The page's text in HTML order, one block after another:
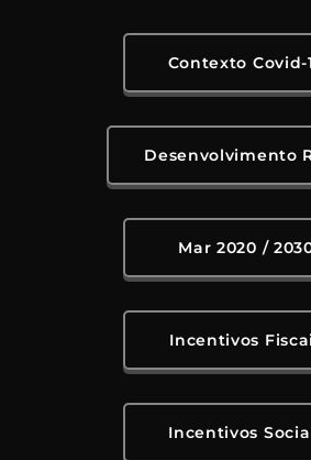
Contexto Covid-
Desenvolvimento
Mar 2020 /
Incentivos
Incentivos